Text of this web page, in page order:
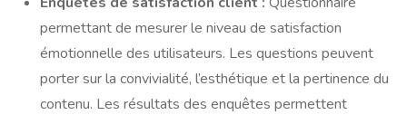
permettant de mesurer le niveau de satisfaction
émotionnelle des utilisateurs. Les questions peuvent
porter sur la convivialité, l’esthétique et la pertinence du
contenu. Les résultats des enquêtes permettent